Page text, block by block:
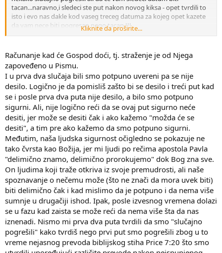
tacan...naravno,i sledeci ste put nakon novog kiksa - opet tvrdili to
isto i evo nas dakle kod vaseg treceg datuma za kojeg opet kazete
da vam nece biti pogresan nego tacan !!!
Stoga vas pitam jasno i precizno - ukoliko vam, "kojim slucajem"desi
radili suprotno Bibliskim nalozima po tom pitanju i da ste u celosti
gresili ili cete opet "priznati"neku slucajnu gresku i nastavicete sa
novom turom plasiranja datume koji vas ocito trenutno toliko
inspirise ...!??
Kliknite da proširite...
Računanje kad će Gospod doći, tj. straženje je od Njega
zapoveđeno u Pismu.
I u prva dva slučaja bili smo potpuno uvereni pa se nije
desilo. Logično je da pomisliš zašto bi se desilo i treći put kad
se i posle prva dva puta nije desilo, a bilo smo potpuno
sigurni. Ali, nije logično reći da se ovaj put sigurno neće
desiti, jer može se desiti čak i ako kažemo "možda će se
desiti", a tim pre ako kažemo da smo potpuno sigurni.
Međutim, naša ljudska sigurnost očigledno se pokazuje ne
tako čvrsta kao Božija, jer mi ljudi po rečima apostola Pavla
"delimično znamo, delimično prorokujemo" dok Bog zna sve.
On ljudima koji traže otkriva iz svoje premudrosti, ali naše
spoznavanje o nečemu može (što ne znači da mora uvek biti)
biti delimično čak i kad mislimo da je potpuno i da nema više
sumnje u drugačiji ishod. Ipak, posle izvesnog vremena dolazi
se u fazu kad zaista se može reći da nema više šta da nas
iznenadi. Nismo mi prva dva puta tvrdili da smo "slučajno
pogrešili" kako tvrdiš nego prvi put smo pogrešili zbog u to
vreme nejasnog prevoda biblijskog stiha Price 7:20 što smo